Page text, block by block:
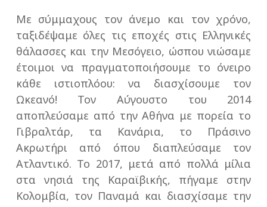
Με σύμμαχους τον άνεμο και τον χρόνο,
ταξιδέψαμε όλες τις εποχές στις Ελληνικές
θάλασσες και την Μεσόγειο, ώσπου νιώσαμε
έτοιμοι να πραγματοποιήσουμε το όνειρο
κάθε ιστιοπλόου: να διασχίσουμε τον
Ωκεανό! Τον Αύγουστο του 2014
αποπλεύσαμε από την Αθήνα με πορεία το
Γιβραλτάρ, τα Κανάρια, το Πράσινο
Ακρωτήρι από όπου διαπλεύσαμε τον
Ατλαντικό. Το 2017, μετά από πολλά μίλια
στα νησιά της Καραϊβικής, πήγαμε στην
Κολομβία, τον Παναμά και διασχίσαμε την